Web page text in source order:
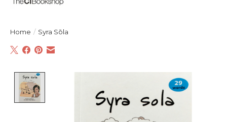
Home / Syra Sōla
Product image slideshow Items